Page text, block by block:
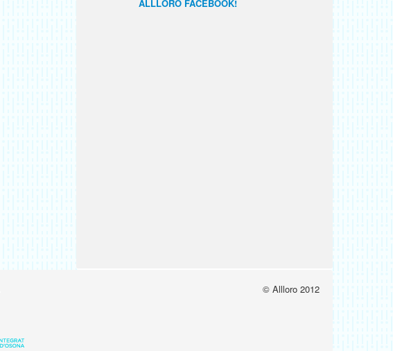
ALLLORO FACEBOOK!
© Allloro 2012